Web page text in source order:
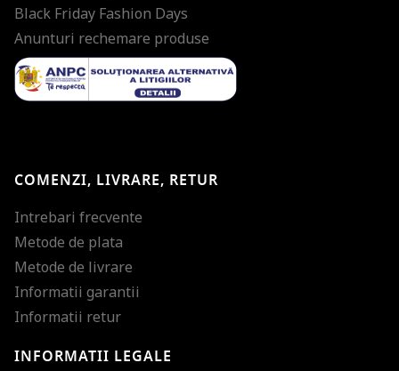
Black Friday Fashion Days
Anunturi rechemare produse
COMENZI, LIVRARE, RETUR
Intrebari frecvente
Metode de plata
Metode de livrare
Informatii garantii
Informatii retur
INFORMATII LEGALE